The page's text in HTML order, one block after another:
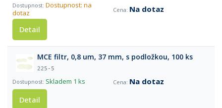
Dostupnost: na
dotaz
Na dotaz
Detail
MCE filtr, 0,8 um, 37 mm, s podložkou, 100 ks
225-5
Skladem 1 ks
Na dotaz
Detail